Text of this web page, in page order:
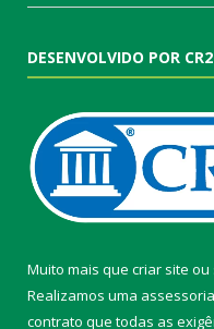
DESENVOLVIDO POR CR2
Muito mais que criar site ou
Realizamos uma assessoria
contrato que todas as